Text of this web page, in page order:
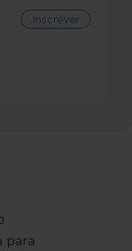
Inscrever
para